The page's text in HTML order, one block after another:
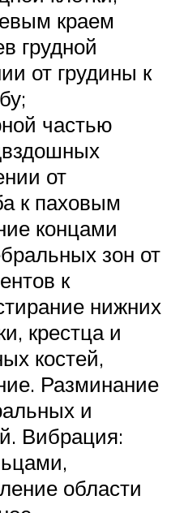
краем
грудной
от грудины к
частью
от
к паховым
концами
зон от
к
нижних
крестца и
костей,
Разминание
и
Вибрация:
области